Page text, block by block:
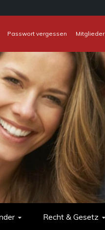
Passwort vergessen Mitglieder
Recht & Gesetz